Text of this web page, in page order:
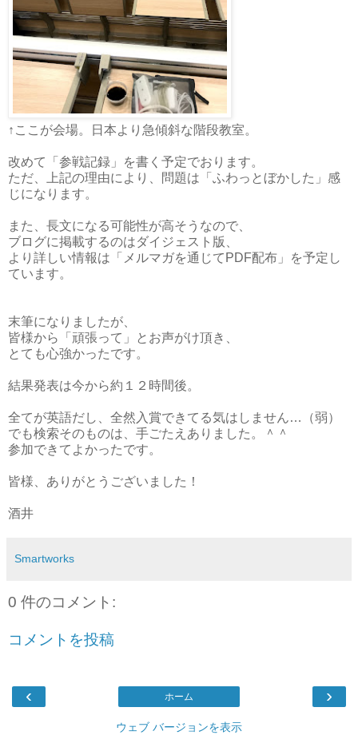
↑ここが会場。日本より急傾斜な階段教室。
改めて「参戦記録」を書く予定でおります。
ただ、上記の理由により、問題は「ふわっとぼかした」感
じになります。
また、長文になる可能性が高そうなので、
ブログに掲載するのはダイジェスト版、
より詳しい情報は「メルマガを通じてPDF配布」を予定し
ています。
末筆になりましたが、
皆様から「頑張って」とお声がけ頂き、
とても心強かったです。
結果発表は今から約１２時間後。
全てが英語だし、全然入賞できてる気はしません…（弱）
でも検索そのものは、手ごたえありました。＾＾
参加できてよかったです。
皆様、ありがとうございました！
酒井
Smartworks
0 件のコメント:
コメントを投稿
‹ ›
ホーム
ウェブ バージョンを表示